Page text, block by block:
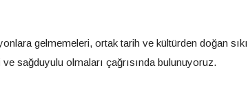
gelmemeleri, ortak tarih ve kültürden doğan sıkı
sağduyulu olmaları çağrısında bulunuyoruz.